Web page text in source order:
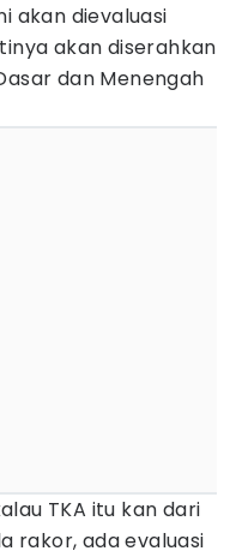
akan dievaluasi
akan diserahkan
dan Menengah
TKA itu kan dari
rakor, ada evaluasi